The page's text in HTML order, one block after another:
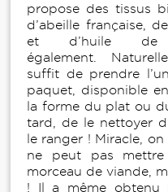
propose des tissus
d’abeille française,
et d’huile de
également.
suffit de prendre
paquet, disponible
la forme du plat ou
tard, de le nettoyer
le ranger ! Miracle,
ne peut pas
morceau de viande,
! Il a même obtenu